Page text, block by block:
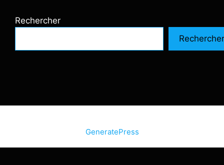
Rechercher
Rechercher
GeneratePress